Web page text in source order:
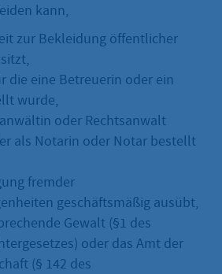
kann,
zur Bekleidung öffentlicher
die eine Betreuerin oder ein
wurde,
oder Rechtsanwalt
als Notarin oder Notar bestellt
fremder
geschäftsmäßig ausübt,
Gewalt (§1 des
oder das Amt der
(§ 142 des